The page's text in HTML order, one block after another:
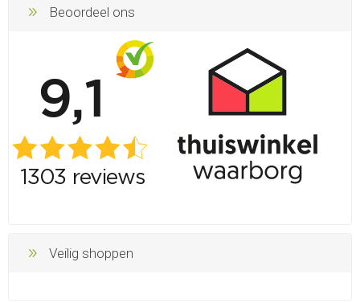
Beoordeel ons
Veilig shoppen